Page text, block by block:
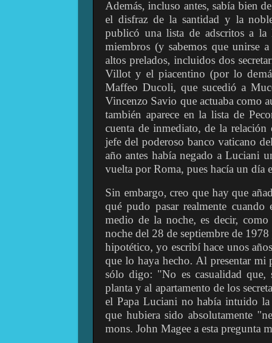
Además, incluso antes, sabía bien
el disfraz de la santidad y la
publicó una lista de adscritos a la
miembros (y sabemos que unirse
altos prelados, incluidos dos
Villot y el piacentino (por lo
Maffeo Ducoli, que sucedió a
Vincenzo Savio que actuaba
también aparece en la lista de
cuenta de inmediato, de la
jefe del poderoso banco vaticano
año antes había negado a Luciani
vuelta por Roma, pues hacía un día
Sin embargo, creo que hay que
qué pudo pasar realmente
medio de la noche, es decir,
noche del 28 de septiembre de
hipotético, yo escribí hace unos
que lo haya hecho. Al presentar mi
sólo digo: "No es casualidad que,
planta y al apartamento de los
el Papa Luciani no había intuido la
que hubiera sido absolutamente
mons. John Magee a esta pregunta